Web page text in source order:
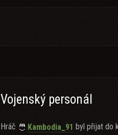
Vojenský personál
Hráč Kambodia_91 byl přijat do